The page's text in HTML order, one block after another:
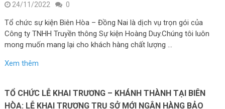
24/11/2022 0
Tổ chức sự kiện Biên Hòa – Đồng Nai là dịch vụ trọn gói của
Công ty TNHH Truyền thông Sự kiện Hoàng Duy.Chúng tôi luôn
mong muốn mang lại cho khách hàng chất lượng …
Xem thêm
TỔ CHỨC LỄ KHAI TRƯƠNG – KHÁNH THÀNH TẠI BIÊN
HÒA: LỄ KHAI TRƯƠNG TRỤ SỞ MỚI NGÂN HÀNG BẢO